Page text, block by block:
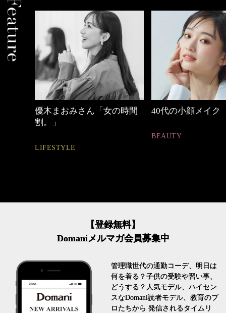
40代の小顔メイク 働く女性のバッグ
FASHION
【登録無料】
Domaniメルマガ会員募集中
管理職世代の通勤コーデ、明日は
何を着る？子供の受験や習い事、
どうする？人気モデル、ハイセン
スなDomani読者モデル、教育のプ
ロたちから 発信されるタイムリ